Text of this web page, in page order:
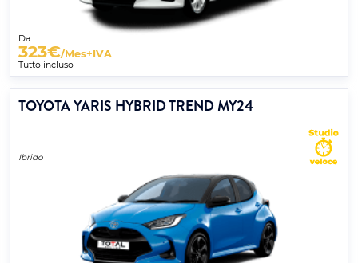
Da:
323€/Mes+IVA
Tutto incluso
TOYOTA YARIS HYBRID TREND MY24
Ibrido